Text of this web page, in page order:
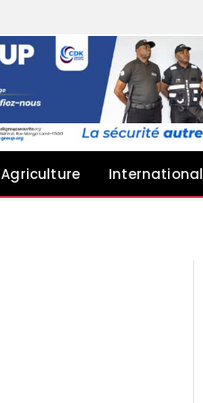
Agriculture International